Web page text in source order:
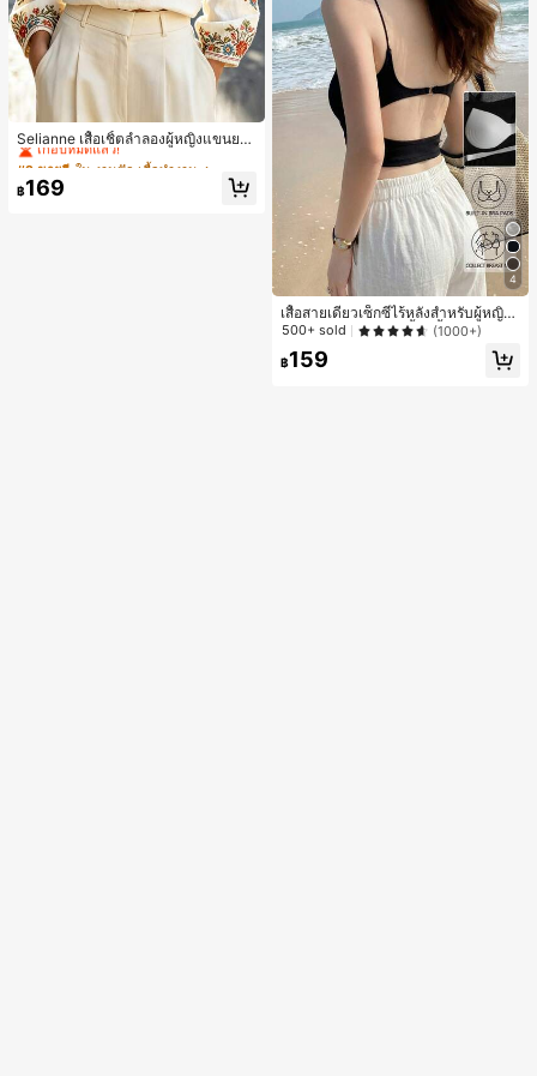
Selianne เสื้อเชิ้ตลำลองผู้หญิงแขนยา
ว คอวีเว้า ลายดอกไม้
#2 ขายดี
ใน งานปัก เสื้อทำงาน
เกือบหมดแล้ว!
#2 ขายดี ใน งานปัก เสื้อทำงาน
เกือบหมดแล้ว!
#2 ขายดี ใน งานปัก เสื้อทำงาน
เกือบหมดแล้ว!
#2 ขายดี
฿169
4
เสื้อสายเดี่ยวเซ็กซี่ไร้หลังสำหรับผู้หญิง
พร้อมบราแบบมีฟองน้ำ, เสื้อกล้ามแขน
500+ sold (1000+)
฿159